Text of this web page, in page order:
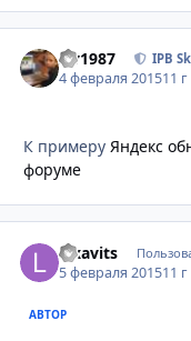
siv1987 IPB
4 февраля 201511 г
К примеру Яндекс
форуме
lexavits
5 февраля 201511 г
АВТОР